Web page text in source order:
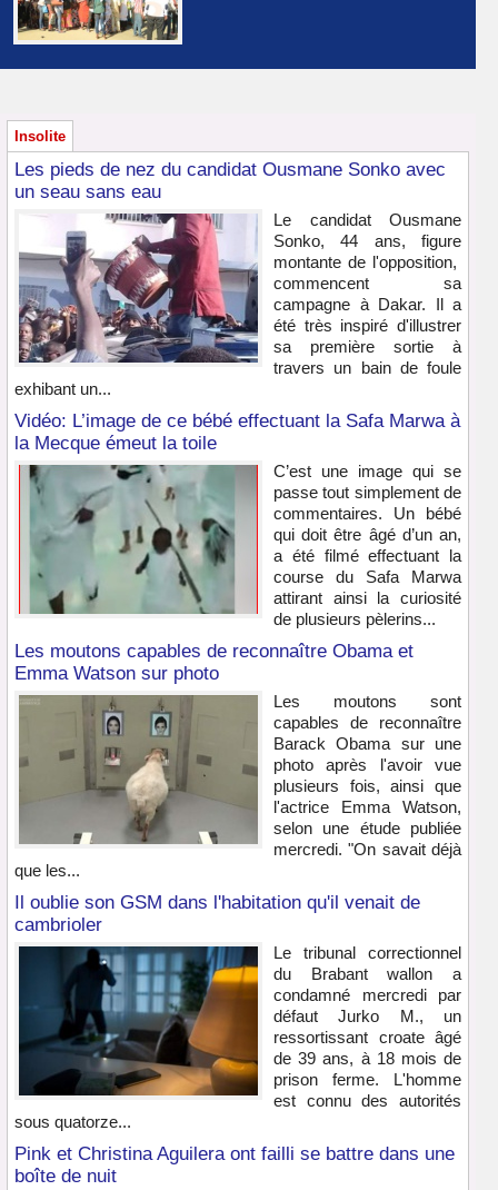
Insolite
Les pieds de nez du candidat Ousmane Sonko avec
un seau sans eau
Le candidat Ousmane
Sonko, 44 ans, figure
montante de l'opposition,
commencent sa
campagne à Dakar. Il a
été très inspiré d'illustrer
sa première sortie à
travers un bain de foule
exhibant un...
Vidéo: L’image de ce bébé effectuant la Safa Marwa à
la Mecque émeut la toile
C’est une image qui se
passe tout simplement de
commentaires. Un bébé
qui doit être âgé d’un an,
a été filmé effectuant la
course du Safa Marwa
attirant ainsi la curiosité
de plusieurs pèlerins...
Les moutons capables de reconnaître Obama et
Emma Watson sur photo
Les moutons sont
capables de reconnaître
Barack Obama sur une
photo après l'avoir vue
plusieurs fois, ainsi que
l'actrice Emma Watson,
selon une étude publiée
mercredi. "On savait déjà
que les...
Il oublie son GSM dans l'habitation qu'il venait de
cambrioler
Le tribunal correctionnel
du Brabant wallon a
condamné mercredi par
défaut Jurko M., un
ressortissant croate âgé
de 39 ans, à 18 mois de
prison ferme. L'homme
est connu des autorités
sous quatorze...
Pink et Christina Aguilera ont failli se battre dans une
boîte de nuit